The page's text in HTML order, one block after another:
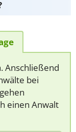
Anschließend
bei
einen Anwalt